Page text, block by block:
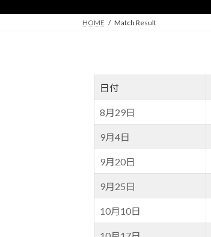
プ
動
HOME Match Result
日付
8月29日
9月4日
9月20日
9月25日
10月10日